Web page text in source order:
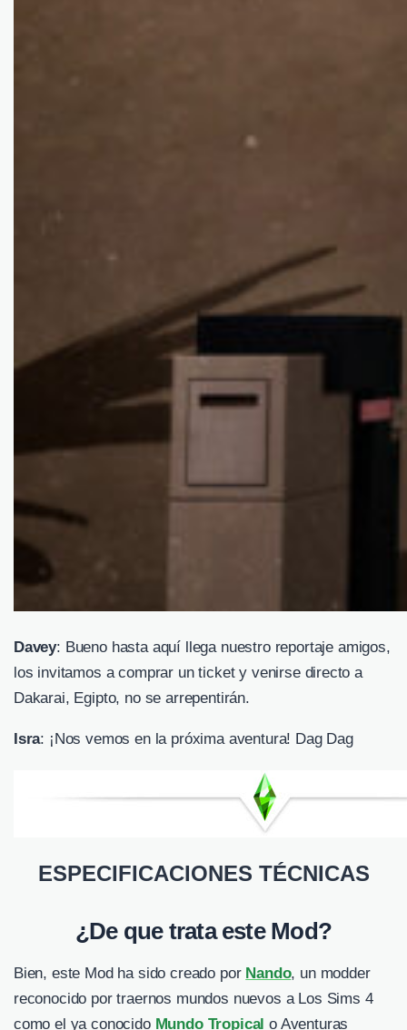
Davey: Bueno hasta aquí llega nuestro reportaje amigos,
los invitamos a comprar un ticket y venirse directo a
Dakarai, Egipto, no se arrepentirán.
Isra: ¡Nos vemos en la próxima aventura! Dag Dag
ESPECIFICACIONES TÉCNICAS
¿De que trata este Mod?
Bien, este Mod ha sido creado por Nando, un modder
reconocido por traernos mundos nuevos a Los Sims 4
como el ya conocido Mundo Tropical o Aventuras